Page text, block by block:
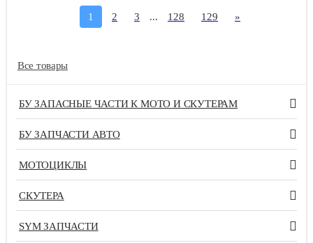
1 2 3 ... 128 129 »
Все товары
БУ ЗАПАСНЫЕ ЧАСТИ К МОТО И СКУТЕРАМ
БУ ЗАПЧАСТИ АВТО
МОТОЦИКЛЫ
СКУТЕРА
SYM ЗАПЧАСТИ